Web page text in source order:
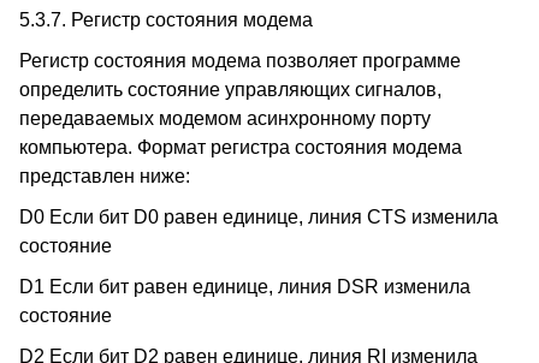
5.3.7. Регистр состояния модема
Регистр состояния модема позволяет программе
определить состояние управляющих сигналов,
передаваемых модемом асинхронному порту
компьютера. Формат регистра состояния модема
представлен ниже:
D0 Если бит D0 равен единице, линия CTS изменила
состояние
D1 Если бит равен единице, линия DSR изменила
состояние
D2 Если бит D2 равен единице, линия RI изменила